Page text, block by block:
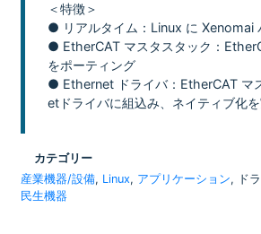
＜特徴＞
● リアルタイム：Linux に Xenomai
● EtherCAT マスタスタック：
をポーティング
● Ethernet ドライバ：EtherCAT マ
etドライバに組込み、ネイティブ化
カテゴリー
産業機器/設備, Linux, アプリケーション, ド
民生機器